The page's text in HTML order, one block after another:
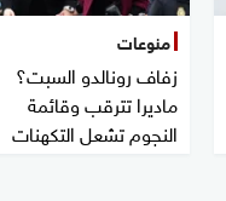
منوعات
زفاف رونالدو السبت؟
ماديرا تترقب وقائمة
النجوم تشعل التكهنات